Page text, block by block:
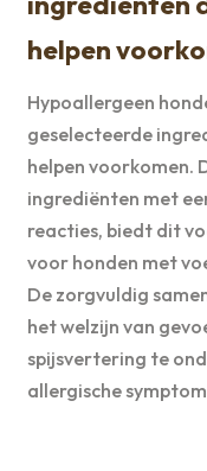
helpen
Hypoallergeen
geselecteerde
helpen voorkomen.
ingrediënten met
reacties, biedt dit
voor honden met
De zorgvuldig
het welzijn van
spijsvertering te
allergische